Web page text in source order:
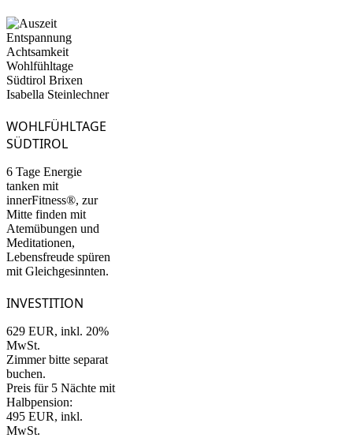
WOHLFÜHLTAGE
SÜDTIROL
6 Tage Energie
tanken mit
innerFitness®, zur
Mitte finden mit
Atemübungen und
Meditationen,
Lebensfreude spüren
mit Gleichgesinnten.
INVESTITION
629 EUR, inkl. 20%
MwSt.
Zimmer bitte separat
buchen.
Preis für 5 Nächte mit
Halbpension:
495 EUR, inkl.
MwSt.